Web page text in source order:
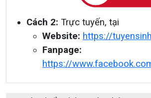
Cách 2: Trực tuyến, tại
Website: https://
Fanpage:
https://